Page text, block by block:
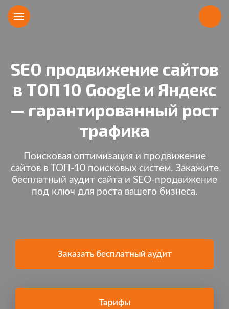
SEO продвижение сайтов
в ТОП 10 Google и Яндекс
— гарантированный рост
трафика
Поисковая оптимизация и продвижение
сайтов в ТОП-10 поисковых систем. Закажите
бесплатный аудит сайта и SEO-продвижение
под ключ для роста вашего бизнеса.
Заказать бесплатный аудит
Тарифы
Программисты и
дизайнеры не нужны!
Просто заполняйте поля, следуя подсказкам, и
расставляйте галочки!
Неограниченное количество лендингов можно
создать на одной лицензии!
30 видов блоков и 175 настроек, позволяющие
пошаговые инструкции
Почувствуй себя крутым
разработчиком, ничего
не понимая в PHP, HTML,
CSS, верстке, Битриксе и
пр.
* наличие чувства вкуса приветствуется ;)